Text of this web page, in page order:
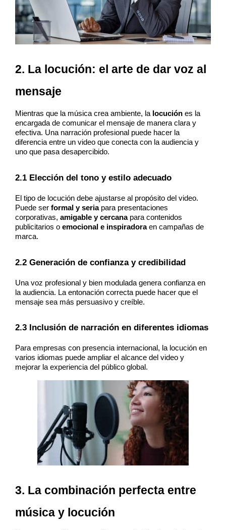
2. La locución: el arte de dar voz al
mensaje
Mientras que la música crea ambiente, la locución es la
encargada de comunicar el mensaje de manera clara y
efectiva. Una narración profesional puede hacer la
diferencia entre un video que conecta con la audiencia y
uno que pasa desapercibido.
2.1 Elección del tono y estilo adecuado
El tipo de locución debe ajustarse al propósito del video.
Puede ser formal y seria para presentaciones
corporativas, amigable y cercana para contenidos
publicitarios o emocional e inspiradora en campañas de
marca.
2.2 Generación de confianza y credibilidad
Una voz profesional y bien modulada genera confianza en
la audiencia. La entonación correcta puede hacer que el
mensaje sea más persuasivo y creíble.
2.3 Inclusión de narración en diferentes idiomas
Para empresas con presencia internacional, la locución en
varios idiomas puede ampliar el alcance del video y
mejorar la experiencia del público global.
3. La combinación perfecta entre
música y locución